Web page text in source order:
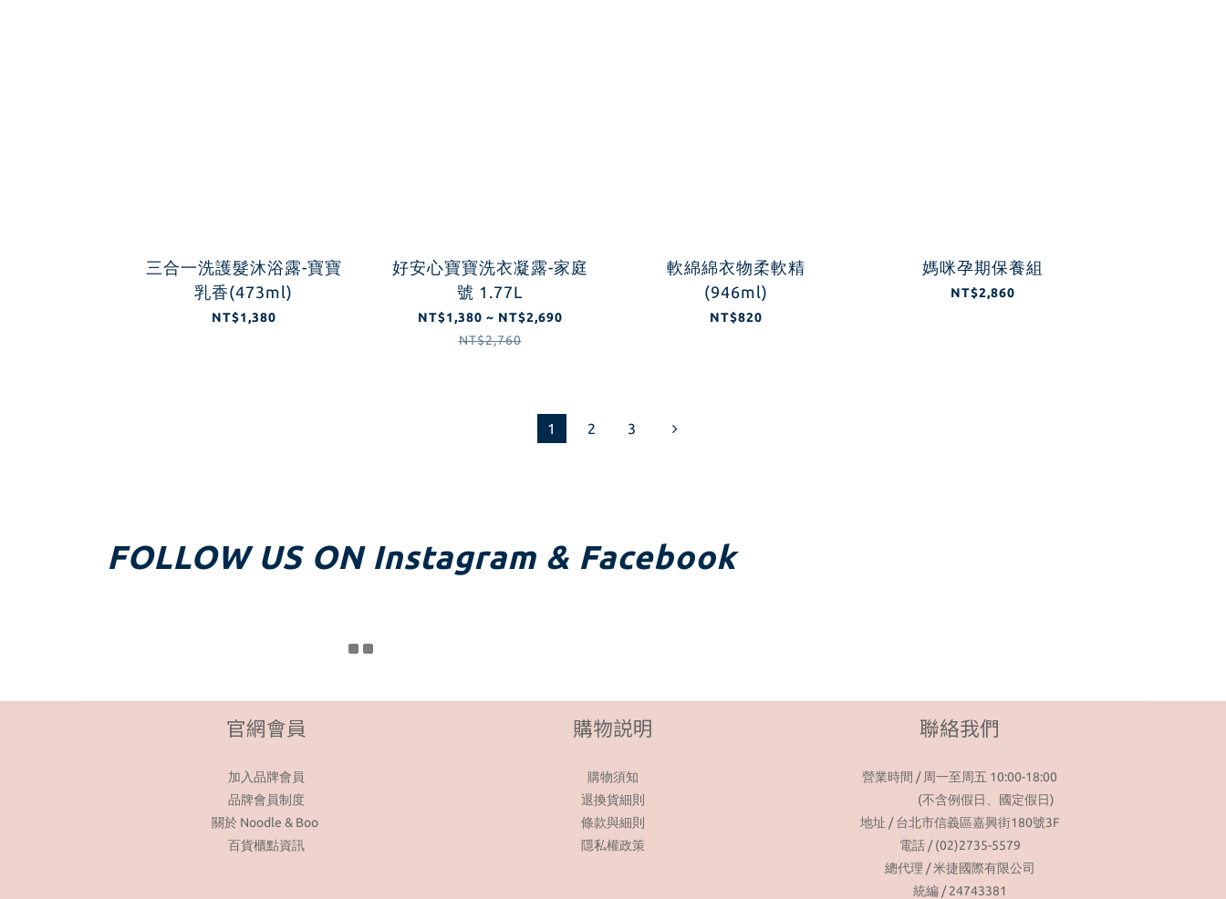
三合一洗護髮沐浴露-寶寶
乳香(473ml)
NT$1,380
好安心寶寶洗衣凝露-家庭
號 1.77L
NT$1,380 ~ NT$2,690
NT$2,760
軟綿綿衣物柔軟精
(946ml)
NT$820
媽咪孕期保養組
NT$2,860
1 2 3
FOLLOW US ON Instagram & Facebook
官網會員
加入品牌會員
品牌會員制度
關於 Noodle & Boo
百貨櫃點資訊
購物説明
購物須知
退換貨細則
條款與細則
隱私權政策
聯絡我們
營業時間 / 周一至周五 10:00-18:00
(不含例假日、國定假日)
地址 / 台北市信義區嘉興街180號3F
電話 / (02)2735-5579
總代理 / 米捷國際有限公司
統編 / 24743381